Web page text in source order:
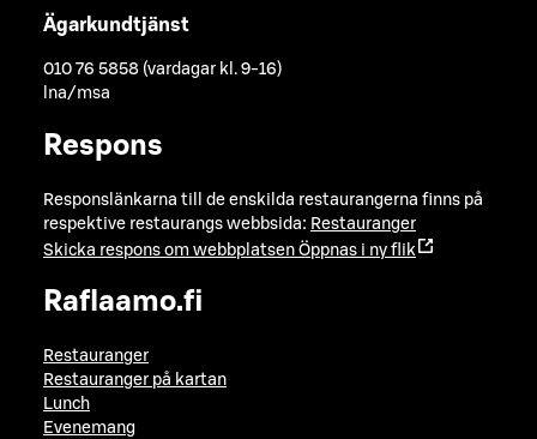
Ägarkundtjänst
010 76 5858 (vardagar kl. 9-16)
lna/msa
Respons
Responslänkarna till de enskilda restaurangerna finns på
respektive restaurangs webbsida: Restauranger
Skicka respons om webbplatsen Öppnas i ny flik
Raflaamo.fi
Restauranger
Restauranger på kartan
Lunch
Evenemang